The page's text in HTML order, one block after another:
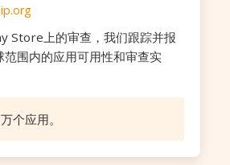
Store上的审查，我们跟踪并报
围内的应用可用性和审查实
个应用。